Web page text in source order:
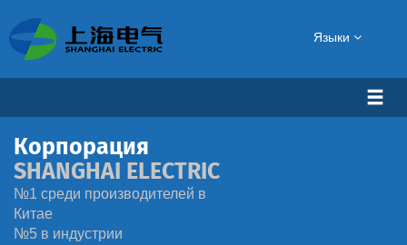
Языки
Корпорация
SHANGHAI ELECTRIC
№1 среди производителей в
Китае
№5 в индустрии